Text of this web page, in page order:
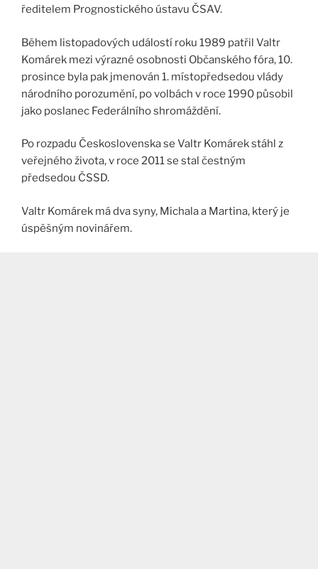
ředitelem Prognostického ústavu ČSAV.
Během listopadových událostí roku 1989 patřil Valtr
Komárek mezi výrazné osobnosti Občanského fóra, 10.
prosince byla pak jmenován 1. místopředsedou vlády
národního porozumění, po volbách v roce 1990 působil
jako poslanec Federálního shromáždění.
Po rozpadu Československa se Valtr Komárek stáhl z
veřejného života, v roce 2011 se stal čestným
předsedou ČSSD.
Valtr Komárek má dva syny, Michala a Martina, který je
úspěšným novinářem.